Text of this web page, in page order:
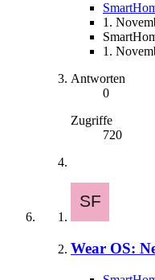
1.
1.
Antworten
0
Zugriffe
720
Wear OS: